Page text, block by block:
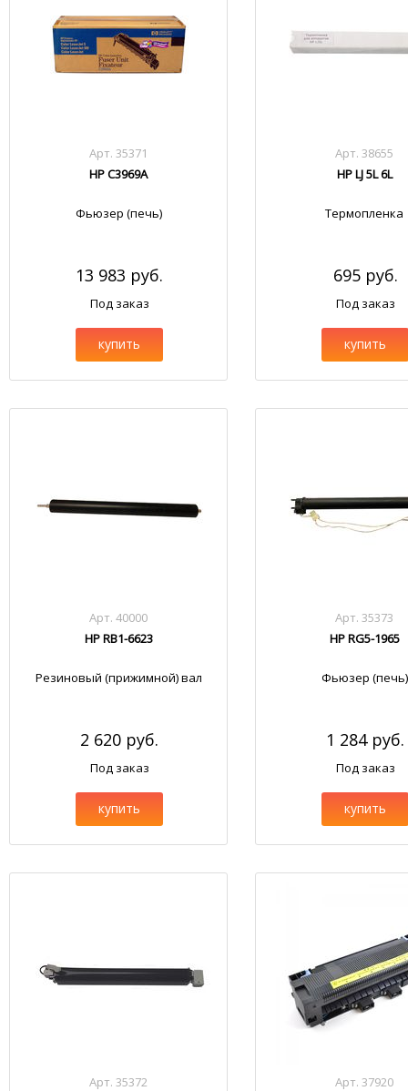
Арт. 35371
HP C3969A
Фьюзер (печь)
13 983 руб.
Под заказ
купить
Арт. 38655
HP LJ 5L 6L
Термопленка
695 руб.
Под заказ
купить
Арт. 40000
HP RB1-6623
Резиновый (прижимной) вал
2 620 руб.
Под заказ
купить
Арт. 35373
HP RG5-1965
Фьюзер (печь)
1 284 руб.
Под заказ
купить
Арт. 35372
Арт. 37920